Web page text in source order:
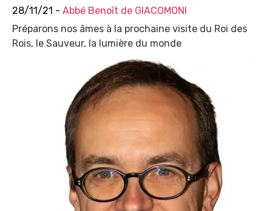
28/11/21 - Abbé Benoît de GIACOMONI
Préparons nos âmes à la prochaine visite du Roi des
Rois, le Sauveur, la lumière du monde